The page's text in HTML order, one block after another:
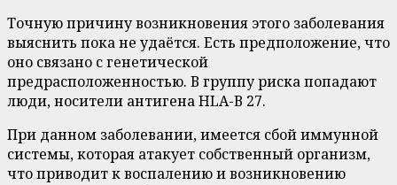
Точную причину возникновения этого заболевания
выяснить пока не удаётся. Есть предположение, что
оно связано с генетической
предрасположенностью. В группу риска попадают
люди, носители антигена HLA-В 27.
При данном заболевании, имеется сбой иммунной
системы, которая атакует собственный организм,
что приводит к воспалению и возникновению